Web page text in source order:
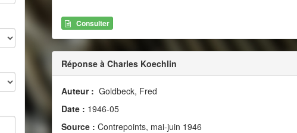
Consulter
Réponse à Charles Koechlin
Auteur : Goldbeck, Fred
Date : 1946-05
Source : Contrepoints, mai-juin 1946